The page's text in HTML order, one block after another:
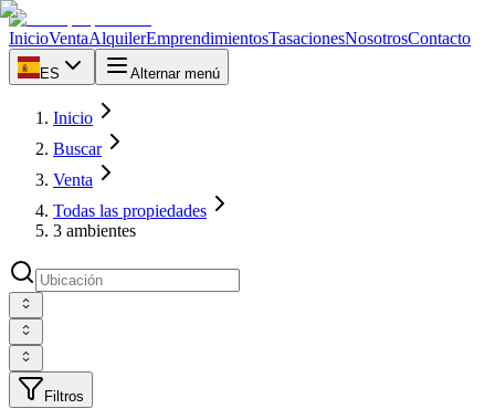
InicioVentaAlquilerEmprendimientosTasacionesNosotrosContacto
ES Alternar menú
Inicio
Buscar
Venta
Todas las propiedades
3 ambientes
Filtros